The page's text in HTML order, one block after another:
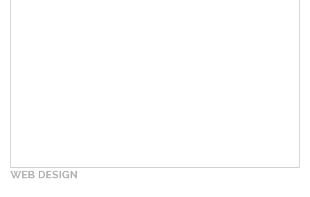
WEB DESIGN